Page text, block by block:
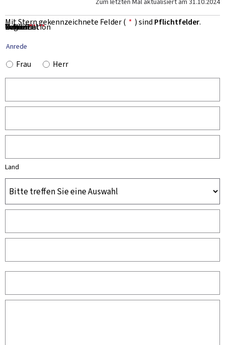
Mit Stern gekennzeichnete Felder ( * ) sind Pflichtfelder.
Anrede
Frau Herr
Vorname *
Name *
Organisation
Land
E-Mail *
Telefon
Betreff *
Nachricht *